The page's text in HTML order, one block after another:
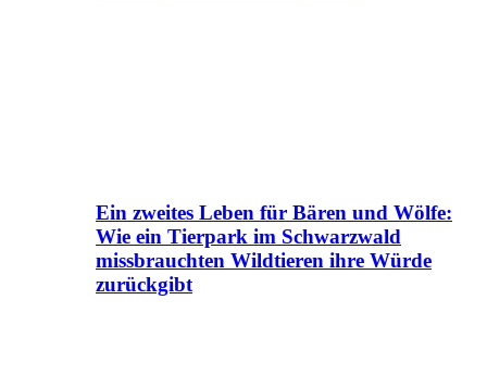
Ein zweites Leben für Bären und Wölfe:
Wie ein Tierpark im Schwarzwald
missbrauchten Wildtieren ihre Würde
zurückgibt